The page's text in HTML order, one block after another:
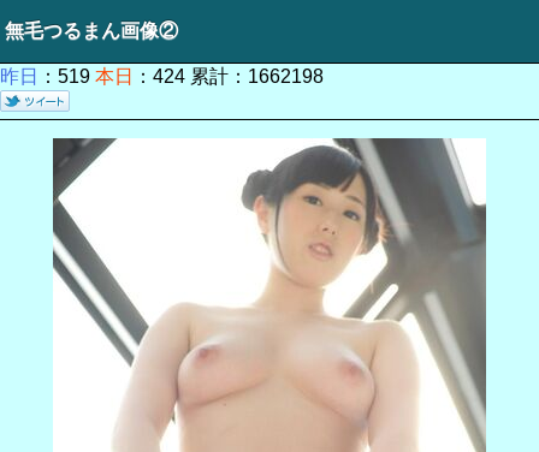
無毛つるまん画像②
昨日 ：519 本日 ：424 累計：1662198